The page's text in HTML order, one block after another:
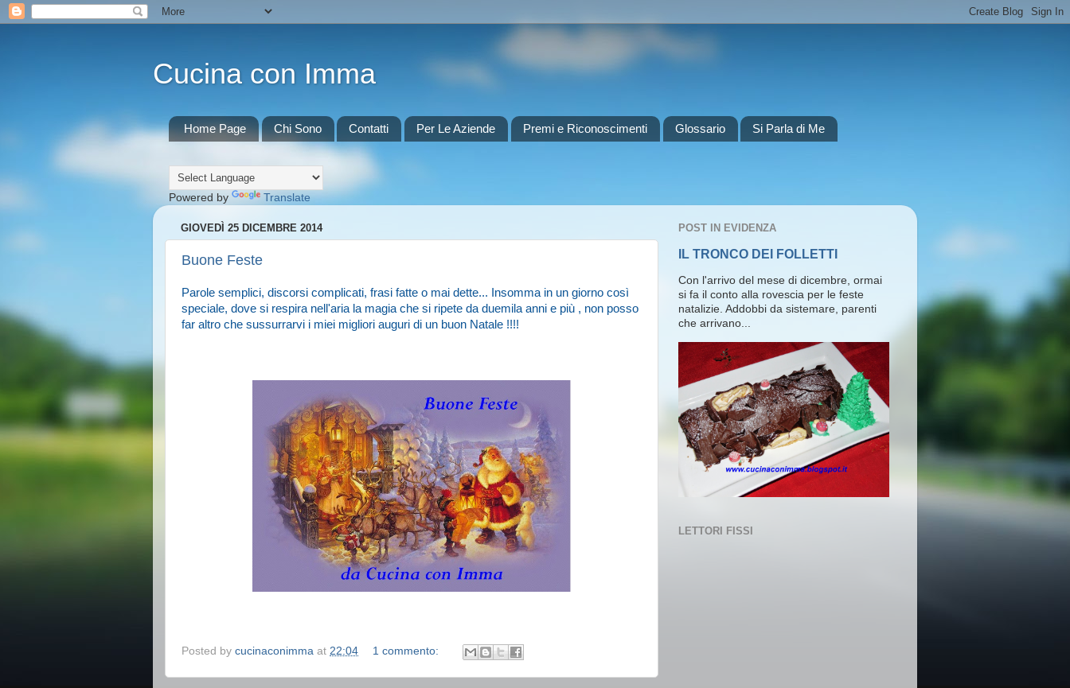
Cucina con Imma
Home Page Chi Sono Contatti Per Le Aziende Premi e Riconoscimenti Glossario Si Parla di Me
Powered by Translate
GIOVEDÌ 25 DICEMBRE 2014
Buone Feste
Parole semplici, discorsi complicati, frasi fatte o mai dette... Insomma in un giorno così
speciale, dove si respira nell'aria la magia che si ripete da duemila anni e più , non posso
far altro che sussurrarvi i miei migliori auguri di un buon Natale !!!!
Posted by cucinaconimma at 22:04 1 commento:
POST IN EVIDENZA
IL TRONCO DEI FOLLETTI
Con l'arrivo del mese di dicembre, ormai
si fa il conto alla rovescia per le feste
natalizie. Addobbi da sistemare, parenti
che arrivano...
LETTORI FISSI